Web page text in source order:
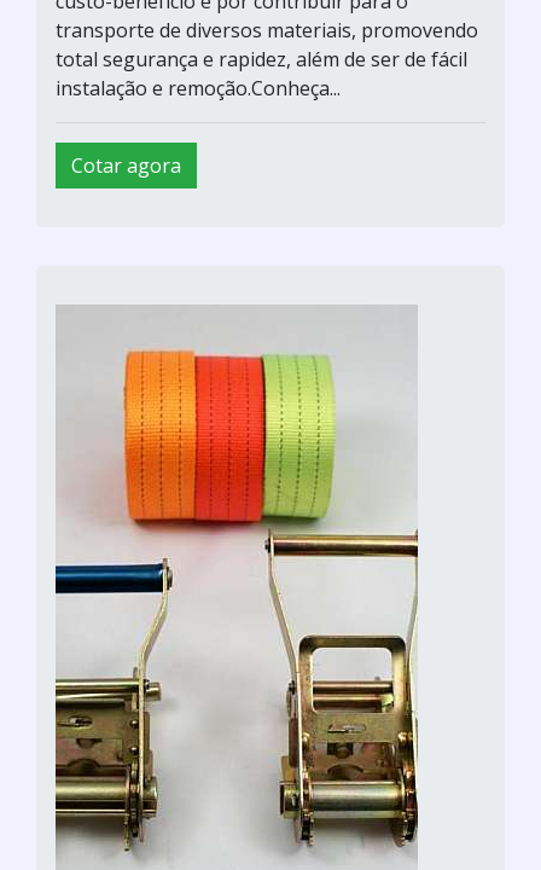
transporte de diversos materiais, promovendo
total segurança e rapidez, além de ser de fácil
instalação e remoção.Conheça...
Cotar agora